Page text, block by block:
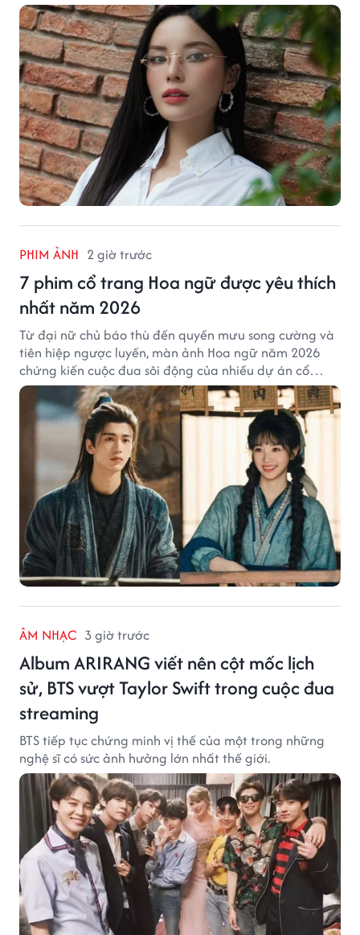
PHIM ẢNH 2 giờ trước
7 phim cổ trang Hoa ngữ được yêu thích
nhất năm 2026
Từ đại nữ chủ báo thù đến quyền mưu song cường và
tiên hiệp ngược luyến, màn ảnh Hoa ngữ năm 2026
chứng kiến cuộc đua sôi động của nhiều dự án cổ
trang có độ thảo luận cao.
ÂM NHẠC 3 giờ trước
Album ARIRANG viết nên cột mốc lịch
sử, BTS vượt Taylor Swift trong cuộc đua
streaming
BTS tiếp tục chứng minh vị thế của một trong những
nghệ sĩ có sức ảnh hưởng lớn nhất thế giới.